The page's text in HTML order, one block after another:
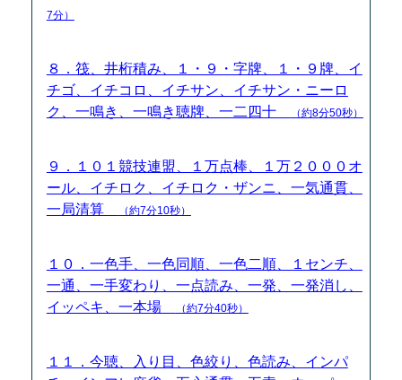
7分）
８．筏、井桁積み、１・９・字牌、１・９牌、イ
チゴ、イチコロ、イチサン、イチサン・ニーロ
ク、一鳴き、一鳴き聴牌、一二四十
（約8分50秒）
９．１０１競技連盟、１万点棒、１万２０００オ
ール、イチロク、イチロク・ザンニ、一気通貫、
一局清算
（約7分10秒）
１０．一色手、一色同順、一色二順、１センチ、
一通、一手変わり、一点読み、一発、一発消し、
イッペキ、一本場
（約7分40秒）
１１．今聴、入り目、色絞り、色読み、インパ